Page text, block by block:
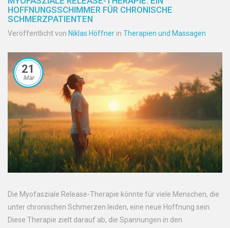
HOFFNUNGSSCHIMMER FÜR CHRONISCHE
SCHMERZPATIENTEN
Veröffentlicht von Niklas Höffner in Therapien und Massagen
21
Mär
Die Myofasziale Release-Therapie könnte für viele Menschen, die
unter chronischen Schmerzen leiden, eine neue Hoffnung sein.
Diese Therapie zielt darauf ab, die Spannungen in den